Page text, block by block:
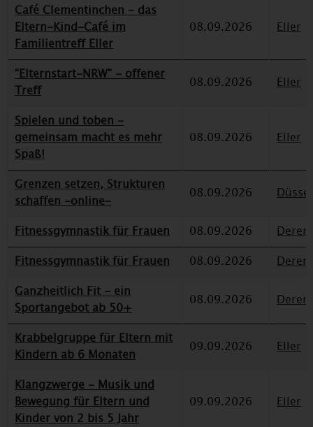
Café Clementinchen - das
Eltern-Kind-Café im
Familientreff Eller
08.09.2026 Eller
"Elternstart-NRW" - offener
Treff
08.09.2026 Eller
Spielen und toben -
gemeinsam macht es mehr
Spaß!
08.09.2026 Eller
Grenzen setzen, Strukturen
schaffen -online-
08.09.2026
Fitnessgymnastik für Frauen 08.09.2026
Fitnessgymnastik für Frauen
08.09.2026
Ganzheitlich Fit - ein
Sportangebot ab 50+
08.09.2026
Krabbelgruppe für Eltern mit
Kindern ab 6 Monaten
09.09.2026 Eller
Klangzwerge - Musik und
Bewegung für Eltern und
Kinder von 2 bis 5 Jahr
09.09.2026 Eller